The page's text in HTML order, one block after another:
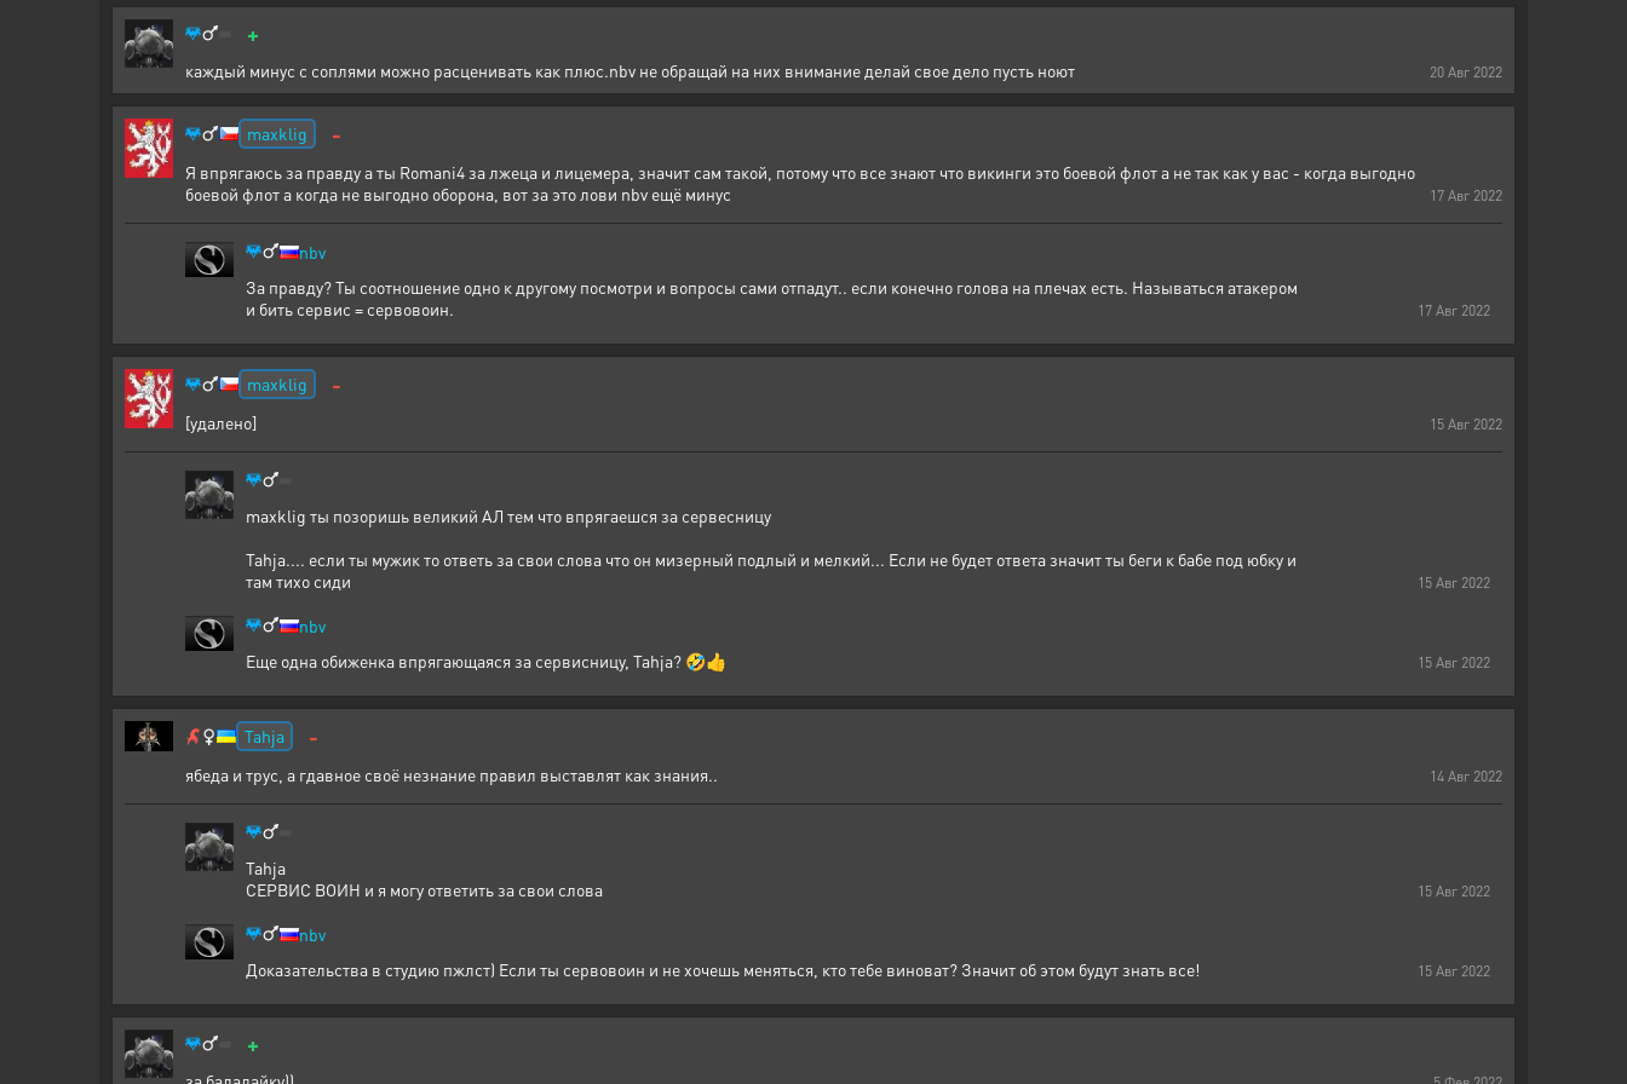
20 Авг 2022
+
каждый минус с соплями можно расценивать как плюс.nbv не обращай на них внимание делай свое дело пусть ноют
17 Авг 2022
maxklig -
Я впрягаюсь за правду а ты Romani4 за лжеца и лицемера, значит сам такой, потому что все знают что викинги это боевой флот а не так как у вас - когда выгодно
боевой флот а когда не выгодно оборона, вот за это лови nbv ещё минус
17 Авг 2022
nbv
За правду? Ты соотношение одно к другому посмотри и вопросы сами отпадут.. если конечно голова на плечах есть. Называться атакером
и бить сервис = сервовоин.
15 Авг 2022
maxklig -
[удалено]
15 Авг 2022
maxklig ты позоришь великий АЛ тем что впрягаешся за сервесницу
Tahja.... если ты мужик то ответь за свои слова что он мизерный подлый и мелкий... Если не будет ответа значит ты беги к бабе под юбку и
там тихо сиди
15 Авг 2022
nbv
Еще одна обиженка впрягающаяся за сервисницу, Tahja? 🤣👍
14 Авг 2022
Tahja -
ябеда и трус, а гдавное своё незнание правил выставлят как знания..
15 Авг 2022
Tahja
СЕРВИС ВОИН и я могу ответить за свои слова
15 Авг 2022
nbv
Доказательства в студию пжлст) Если ты сервовоин и не хочешь меняться, кто тебе виноват? Значит об этом будут знать все!
+